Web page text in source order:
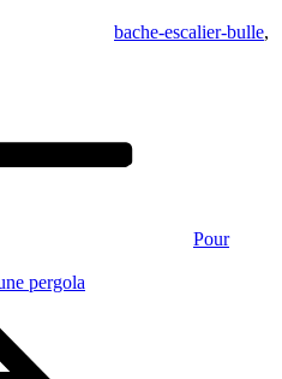
bache-escalier-bulle,
Pour
pergola